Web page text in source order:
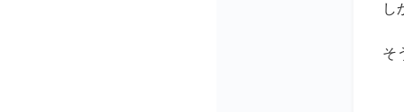
し
そ